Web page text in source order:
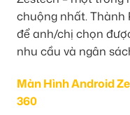
chuộng nhất. Thành
để anh/chị chọn
nhu cầu và ngân
Màn Hình Android
360